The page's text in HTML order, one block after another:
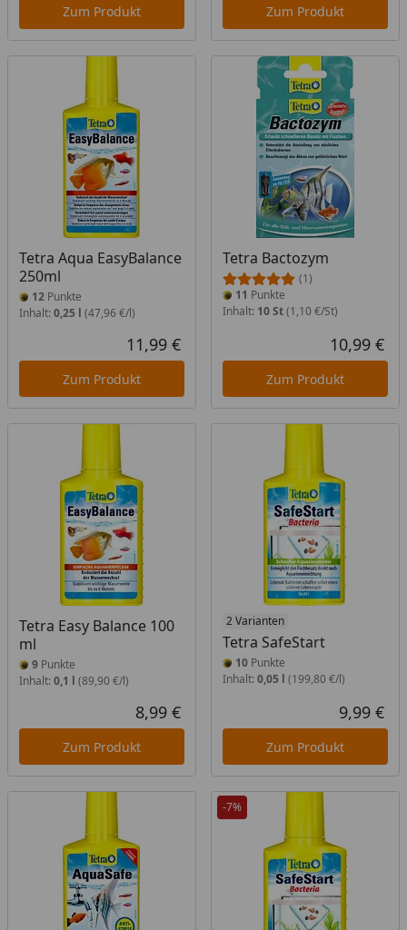
Zum Produkt Zum Produkt
Tetra Aqua EasyBalance
250ml
12 Punkte
Inhalt: 0,25 l (47,96 €/l)
Aktueller Preis
11,99 €
Zum Produkt
Tetra Bactozym
(1)
11 Punkte
Inhalt: 10 St(1,10 €/St)
10,99 €
Zum Produkt
Tetra Easy Balance 100
ml
9 Punkte
Inhalt: 0,1 l (89,90 €/l)
Aktueller Preis
8,99 €
Zum Produkt
2 Varianten
Tetra SafeStart
10Punkte
Inhalt: 0,05 l (199,80 €/l)
9,99 €
Zum Produkt
-7%